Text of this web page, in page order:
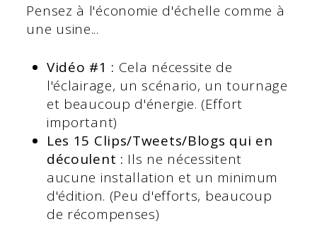
Pensez à l'économie d'échelle comme à
une usine...
Vidéo #1 : Cela nécessite de
l'éclairage, un scénario, un tournage
et beaucoup d'énergie. (Effort
important)
Les 15 Clips/Tweets/Blogs qui en
découlent : Ils ne nécessitent
aucune installation et un minimum
d'édition. (Peu d'efforts, beaucoup
de récompenses)